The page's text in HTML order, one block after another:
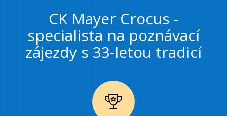
CK Mayer Crocus -
specialista na poznávací
zájezdy s 33-letou tradicí